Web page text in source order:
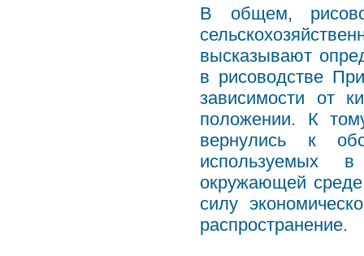
В общем,
высказывают
в рисоводстве
зависимости от
положении. К
вернулись к
используемых
окружающей
силу
распространение.